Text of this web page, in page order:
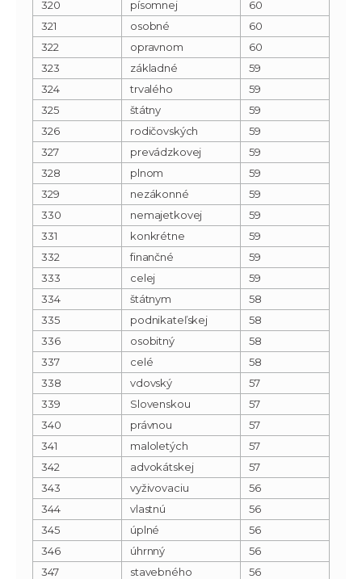
320
písomnej
60
321
osobné
60
322
opravnom
60
323
základné
59
324
trvalého
59
325
štátny
59
326
rodičovských
59
327
prevádzkovej
59
328
plnom
59
329
nezákonné
59
330
nemajetkovej
59
331
konkrétne
59
332
finančné
59
333
celej
59
334
štátnym
58
335
podnikateľskej
58
336
osobitný
58
337
celé
58
338
vdovský
57
339
Slovenskou
57
340
právnou
57
341
maloletých
57
342
advokátskej
57
343
vyživovaciu
56
344
vlastnú
56
345
úplné
56
346
úhrnný
56
347
stavebného
56